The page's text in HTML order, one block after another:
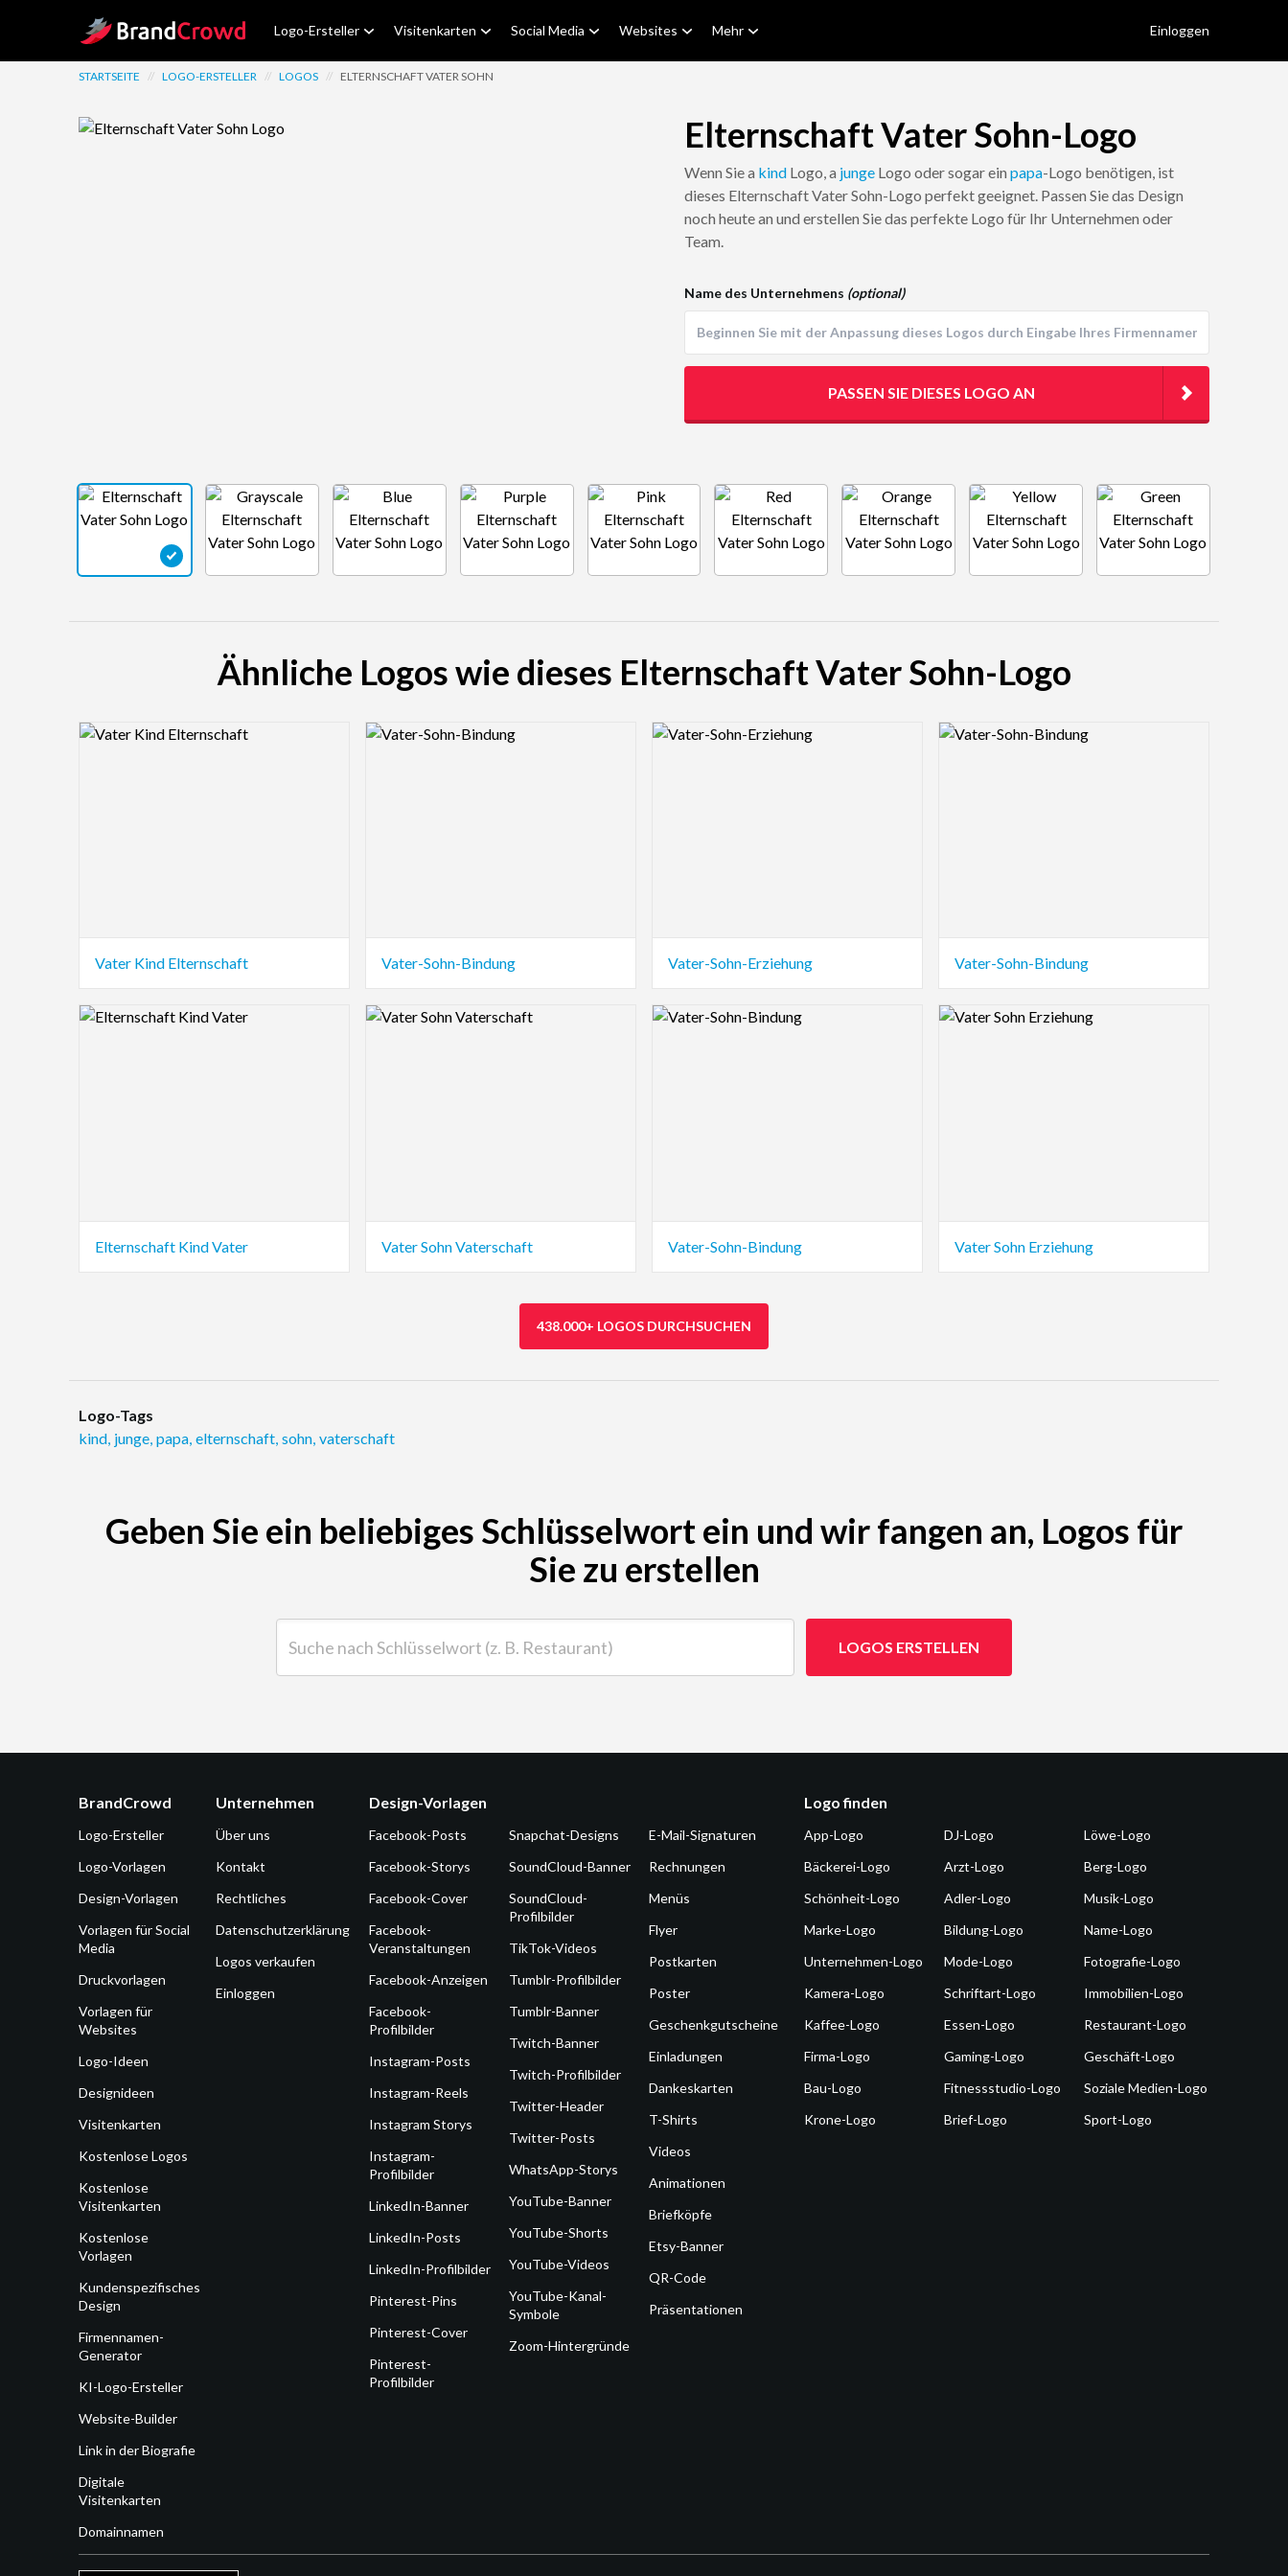
Site Logo Logo-Ersteller Visitenkarten Social Media Websites Mehr Einloggen
STARTSEITE // LOGO-ERSTELLER // LOGOS // ELTERNSCHAFT VATER SOHN
Elternschaft Vater Sohn-Logo
Wenn Sie a kind Logo, a junge Logo oder sogar ein papa-Logo benötigen, ist
dieses Elternschaft Vater Sohn-Logo perfekt geeignet. Passen Sie das Design
noch heute an und erstellen Sie das perfekte Logo für Ihr Unternehmen oder
Team.
Name des Unternehmens (optional)
PASSEN SIE DIESES LOGO AN
Ähnliche Logos wie dieses Elternschaft Vater Sohn-Logo
Logo Preview Image
Vater Kind Elternschaft
Logo Preview Image
Vater-Sohn-Bindung
Logo Preview Image
Vater-Sohn-Erziehung
Logo Preview Image
Vater-Sohn-Bindung
Logo Preview Image
Elternschaft Kind Vater
Logo Preview Image
Vater Sohn Vaterschaft
Logo Preview Image
Vater-Sohn-Bindung
Logo Preview Image
Vater Sohn Erziehung
438.000+ LOGOS DURCHSUCHEN
Logo-Tags
kind, junge, papa, elternschaft, sohn, vaterschaft
Geben Sie ein beliebiges Schlüsselwort ein und wir fangen an, Logos für
Sie zu erstellen
LOGOS ERSTELLEN
BrandCrowd
Logo-Ersteller
Logo-Vorlagen
Design-Vorlagen
Vorlagen für Social
Media
Druckvorlagen
Vorlagen für
Websites
Logo-Ideen
Designideen
Visitenkarten
Kostenlose Logos
Kostenlose
Visitenkarten
Kostenlose
Vorlagen
Kundenspezifisches
Design
Firmennamen-
Generator
KI-Logo-Ersteller
Website-Builder
Link in der Biografie
Digitale
Visitenkarten
Domainnamen
Unternehmen
Über uns
Kontakt
Rechtliches
Datenschutzerklärung
Logos verkaufen
Einloggen
Design-Vorlagen
Facebook-Posts
Facebook-Storys
Facebook-Cover
Facebook-
Veranstaltungen
Facebook-Anzeigen
Facebook-
Profilbilder
Instagram-Posts
Instagram-Reels
Instagram Storys
Instagram-
Profilbilder
LinkedIn-Banner
LinkedIn-Posts
LinkedIn-Profilbilder
Pinterest-Pins
Pinterest-Cover
Pinterest-
Profilbilder
Snapchat-Designs
SoundCloud-Banner
SoundCloud-
Profilbilder
TikTok-Videos
Tumblr-Profilbilder
Tumblr-Banner
Twitch-Banner
Twitch-Profilbilder
Twitter-Header
Twitter-Posts
WhatsApp-Storys
YouTube-Banner
YouTube-Shorts
YouTube-Videos
YouTube-Kanal-
Symbole
Zoom-Hintergründe
E-Mail-Signaturen
Rechnungen
Menüs
Flyer
Postkarten
Poster
Geschenkgutscheine
Einladungen
Dankeskarten
T-Shirts
Videos
Animationen
Briefköpfe
Etsy-Banner
QR-Code
Präsentationen
Logo finden
App-Logo
Bäckerei-Logo
Schönheit-Logo
Marke-Logo
Unternehmen-Logo
Kamera-Logo
Kaffee-Logo
Firma-Logo
Bau-Logo
Krone-Logo
DJ-Logo
Arzt-Logo
Adler-Logo
Bildung-Logo
Mode-Logo
Schriftart-Logo
Essen-Logo
Gaming-Logo
Fitnessstudio-Logo
Brief-Logo
Löwe-Logo
Berg-Logo
Musik-Logo
Name-Logo
Fotografie-Logo
Immobilien-Logo
Restaurant-Logo
Geschäft-Logo
Soziale Medien-Logo
Sport-Logo